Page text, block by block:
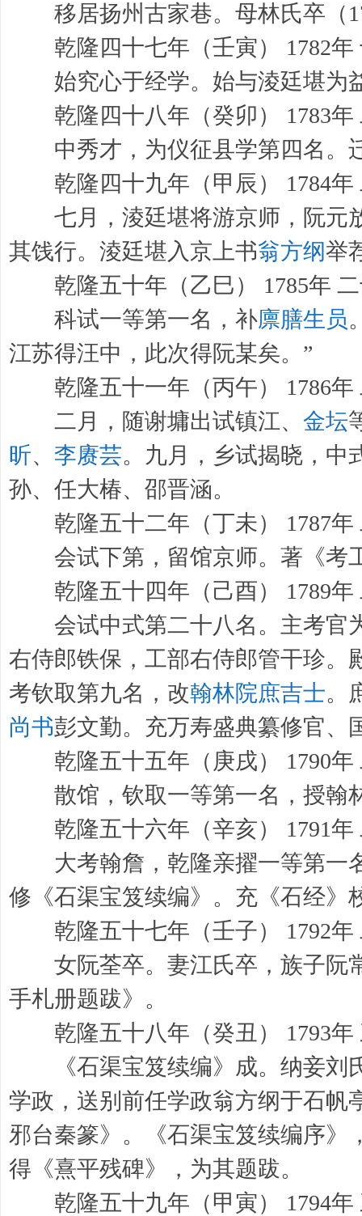
移居扬州古家巷。母林氏卒（
乾隆四十七年（壬寅） 1782年
始究心于经学。始与淩廷堪为
乾隆四十八年（癸卯） 1783年
中秀才，为仪征县学第四名。
乾隆四十九年（甲辰） 1784年
七月，淩廷堪将游京师，阮元
其饯行。淩廷堪入京上书翁方纲举
乾隆五十年（乙巳） 1785年 二
科试一等第一名，补廪膳生员
江苏得汪中，此次得阮某矣。”
乾隆五十一年（丙午） 1786年
二月，随谢墉出试镇江、 金坛
昕、 李赓芸。九月，乡试揭晓，中
孙、任大椿、邵晋涵。
乾隆五十二年（丁未） 1787年
会试下第，留馆京师。著《考
乾隆五十四年（己酉） 1789年
会试中式第二十八名。主考官
右侍郎铁保，工部右侍郎管干珍。
考钦取第九名，改翰林院庶吉士。
尚书彭文勤。充万寿盛典纂修官、
乾隆五十五年（庚戌） 1790年
散馆，钦取一等第一名，授翰
乾隆五十六年（辛亥） 1791年
大考翰詹，乾隆亲擢一等第一
修《石渠宝笈续编》。充《石经》
乾隆五十七年（壬子） 1792年
女阮荃卒。妻江氏卒，族子阮
手札册题跋》。
乾隆五十八年（癸丑） 1793年
《石渠宝笈续编》成。纳妾刘
学政，送别前任学政翁方纲于石帆
邪台秦篆》。《石渠宝笈续编序》
得《熹平残碑》，为其题跋。
乾隆五十九年（甲寅） 1794年